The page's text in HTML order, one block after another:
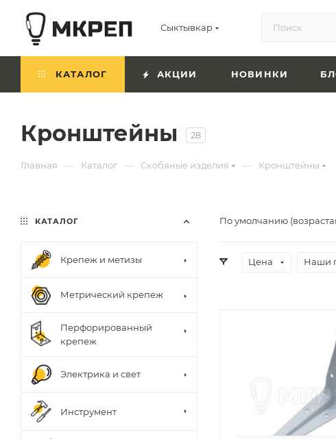
Сыктывкар
КАТАЛОГ АКЦИИ НОВИНКИ
Кронштейны 28
Главная — Каталог — Скобяные изделия — Кронштейны
По умолчанию
Цена Наши
КАТАЛОГ
Крепеж и метизы
Метрический крепеж
Перфорированный
крепеж
Электрика и свет
Инструмент